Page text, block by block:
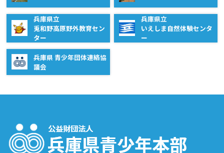
兵庫県立
兎和野高原野外教育セン
ター
兵庫県立
いえしま自然体験センタ
ー
兵庫県 青少年団体連絡協
議会